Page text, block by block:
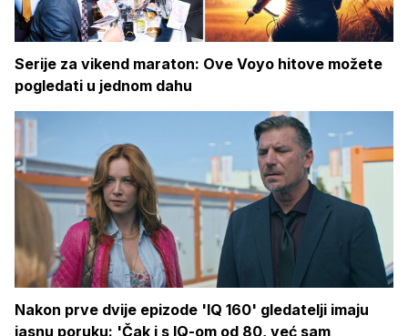
Serije za vikend maraton: Ove Voyo hitove možete
pogledati u jednom dahu
Nakon prve dvije epizode 'IQ 160' gledatelji imaju
jasnu poruku: 'Čak i s IQ-om od 80, već sam